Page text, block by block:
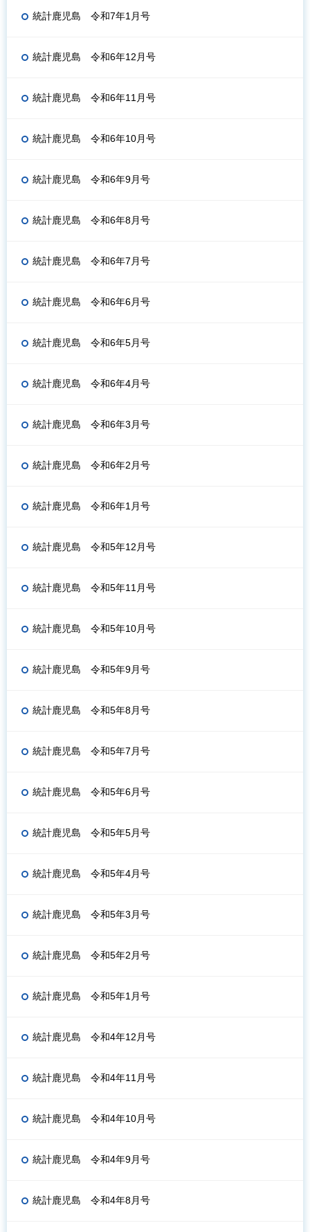
統計鹿児島 令和7年1月号
統計鹿児島 令和6年12月号
統計鹿児島 令和6年11月号
統計鹿児島 令和6年10月号
統計鹿児島 令和6年9月号
統計鹿児島 令和6年8月号
統計鹿児島 令和6年7月号
統計鹿児島 令和6年6月号
統計鹿児島 令和6年5月号
統計鹿児島 令和6年4月号
統計鹿児島 令和6年3月号
統計鹿児島 令和6年2月号
統計鹿児島 令和6年1月号
統計鹿児島 令和5年12月号
統計鹿児島 令和5年11月号
統計鹿児島 令和5年10月号
統計鹿児島 令和5年9月号
統計鹿児島 令和5年8月号
統計鹿児島 令和5年7月号
統計鹿児島 令和5年6月号
統計鹿児島 令和5年5月号
統計鹿児島 令和5年4月号
統計鹿児島 令和5年3月号
統計鹿児島 令和5年2月号
統計鹿児島 令和5年1月号
統計鹿児島 令和4年12月号
統計鹿児島 令和4年11月号
統計鹿児島 令和4年10月号
統計鹿児島 令和4年9月号
統計鹿児島 令和4年8月号